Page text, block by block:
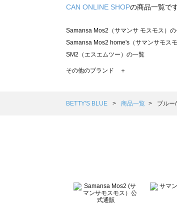
CAN ONLINE SHOPの商品一覧です
Samansa Mos2（サマンサ モスモス）
Samansa Mos2 home's（サマンサモス
SM2（エスエムツー）の一覧
TSUHARU by Samansa Mos2（ツハル
Samansa Mos2 Lagom（サマンサモスモ
BETTY'S BLUE（べティーズブルー）の
Wpc.（ワールドパーティー）の一覧
その他のブランド ＋
BETTY'S BLUE 商品一覧 ブルー